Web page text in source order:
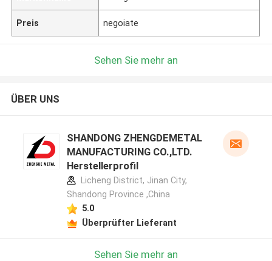
Preis negoiate
Sehen Sie mehr an
ÜBER UNS
SHANDONG ZHENGDEMETAL
MANUFACTURING CO.,LTD.
Herstellerprofil
Licheng District, Jinan City,
Shandong Province ,China
5.0
Überprüfter Lieferant
Sehen Sie mehr an